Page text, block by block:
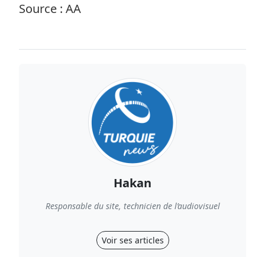
Source : AA
Hakan
Responsable du site, technicien de l’audiovisuel
Voir ses articles